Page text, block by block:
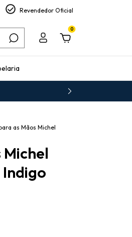
Revendedor Oficial
0
as Mãos Michel